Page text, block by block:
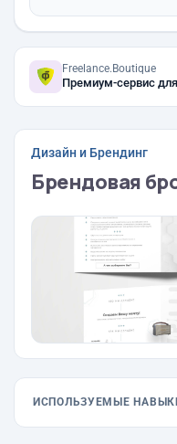
Freelance.Boutique
Премиум-сервис
Дизайн и Брендинг
Брендовая
ИСПОЛЬЗУЕМЫЕ